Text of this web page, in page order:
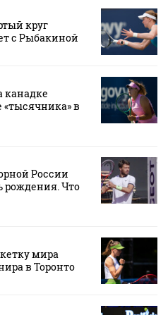
круг
с Рыбакиной
канадке
«тысячника» в
России
рождения. Что
мира
в Торонто